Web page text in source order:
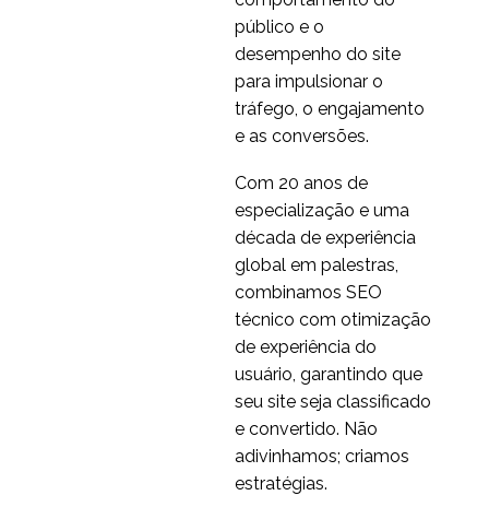
público e o
desempenho do site
para impulsionar o
tráfego, o engajamento
e as conversões.
Com 20 anos de
especialização e uma
década de experiência
global em palestras,
combinamos SEO
técnico com otimização
de experiência do
usuário, garantindo que
seu site seja classificado
e convertido. Não
adivinhamos; criamos
estratégias.